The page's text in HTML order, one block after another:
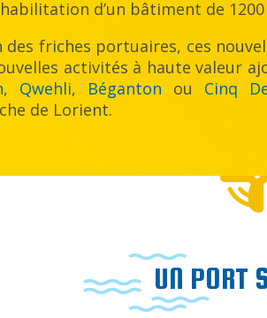
d’un bâtiment de
friches portuaires, ces
activités à haute valeur
, Qwehli, Béganton ou Cinq
de Lorient.
UN PORT